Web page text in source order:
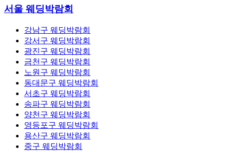
서울 웨딩박람회
강남구 웨딩박람회
강서구 웨딩박람회
광진구 웨딩박람회
금천구 웨딩박람회
노원구 웨딩박람회
동대문구 웨딩박람회
서초구 웨딩박람회
송파구 웨딩박람회
양천구 웨딩박람회
영등포구 웨딩박람회
용산구 웨딩박람회
중구 웨딩박람회